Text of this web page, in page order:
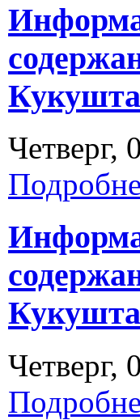
Четверг,
Четверг,